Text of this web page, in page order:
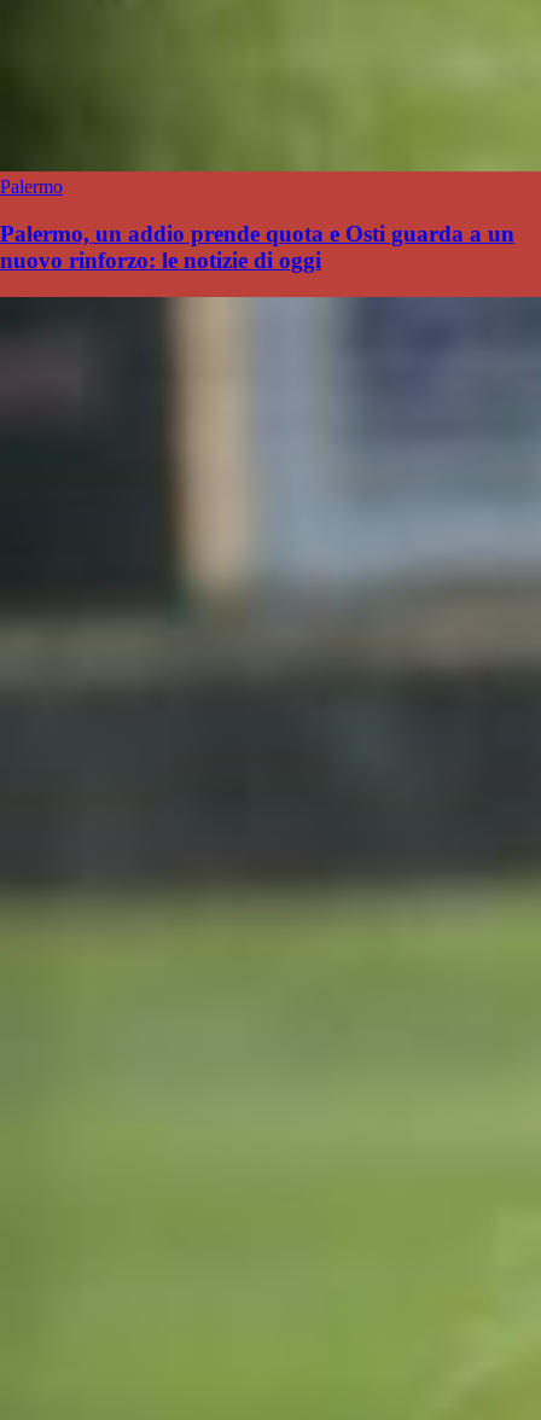
Palermo
Palermo, un addio prende quota e Osti guarda a un
nuovo rinforzo: le notizie di oggi